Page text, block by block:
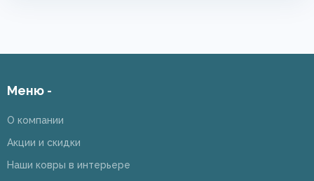
Меню -
О компании
Акции и скидки
Наши ковры в интерьере